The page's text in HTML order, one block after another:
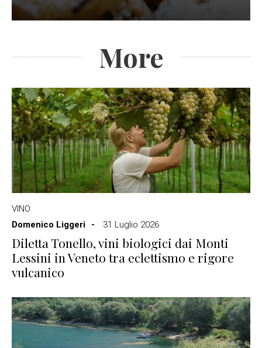
More
VINO
Domenico Liggeri
31 Luglio 2026
Diletta Tonello, vini biologici dai Monti
Lessini in Veneto tra eclettismo e rigore
vulcanico